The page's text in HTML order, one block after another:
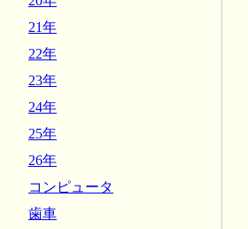
21年
22年
23年
24年
25年
26年
コンピュータ
歯車